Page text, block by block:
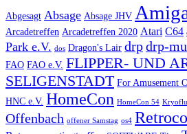
Abgesagt Absage Absage JHV
Arcadetreffen Arcadetreffen 2020 Atari C64
Park e.V. dos Dragon's Lair drpdrp-
FAO FAO e.V. FLIPPER- UND
SELIGENSTADT For Amusement
HNC e.V. HomeCon HomeCon 54
Offenbach offener Samstag os4